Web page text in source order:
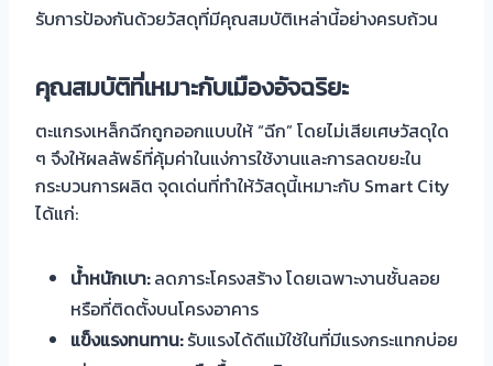
รับการป้องกันด้วยวัสดุที่มีคุณสมบัติเหล่านี้อย่างครบถ้วน
คุณสมบัติที่เหมาะกับเมืองอัจฉริยะ
ตะแกรงเหล็กฉีกถูกออกแบบให้ “ฉีก” โดยไม่เสียเศษวัสดุใด
ๆ จึงให้ผลลัพธ์ที่คุ้มค่าในแง่การใช้งานและการลดขยะใน
กระบวนการผลิต จุดเด่นที่ทำให้วัสดุนี้เหมาะกับ Smart City
ได้แก่:
น้ำหนักเบา:ลดภาระโครงสร้าง โดยเฉพาะงานชั้นลอย
หรือที่ติดตั้งบนโครงอาคาร
แข็งแรงทนทาน:รับแรงได้ดีแม้ใช้ในที่มีแรงกระแทกบ่อย